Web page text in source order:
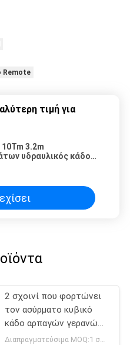
Remote
τιμή για
3.2m
υδραυλικός κάδος
2 σχοινί που φορτώνει
τον ασύρματο κυβικό
κάδο αρπαγών γερανών
12
Διαπραγματεύσιμα MOQ:1 σύνολο